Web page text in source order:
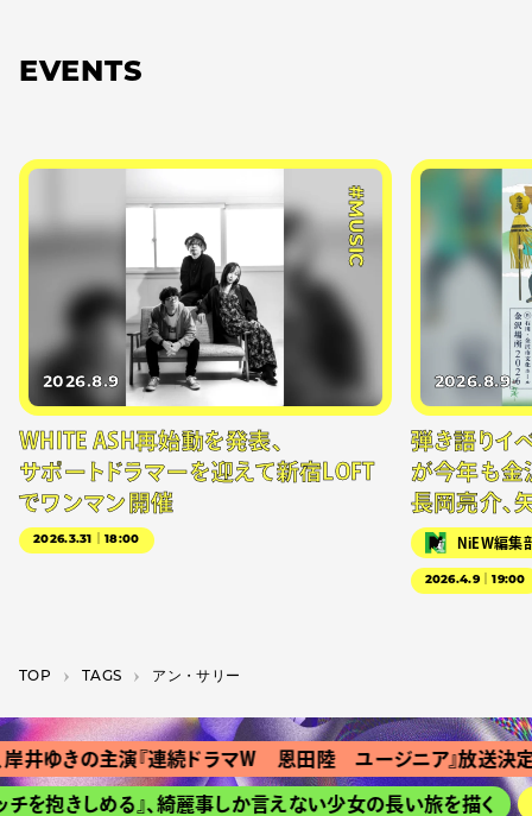
EVENTS
#MUSIC
2026.8.9
WHITE ASH再始動を発表、
サポートドラマーを迎えて新宿LOFT
でワンマン開催
2026.3.31｜18:00
2026.8.9
弾き語りイ
が今年も金
長岡亮介、
NiEW編集
2026.4.9｜19:00
TOP T­A­G­S アン・サリー
井ゆきの主演『連続ドラマＷ 恩田陸 ユージニア』放送決定
を抱きしめる』、綺麗事しか言えない少女の長い旅を描く